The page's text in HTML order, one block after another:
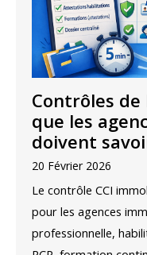
Contrôles de
que les
doivent
20 Février 2026
Le contrôle CCI
pour les agences
professionnelle,